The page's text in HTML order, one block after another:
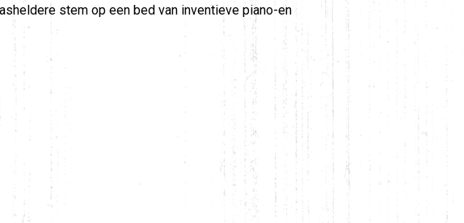
stem op een bed van inventieve piano-en